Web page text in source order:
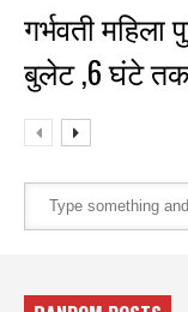
गर्भवती
बुलेट ,6 घंटे